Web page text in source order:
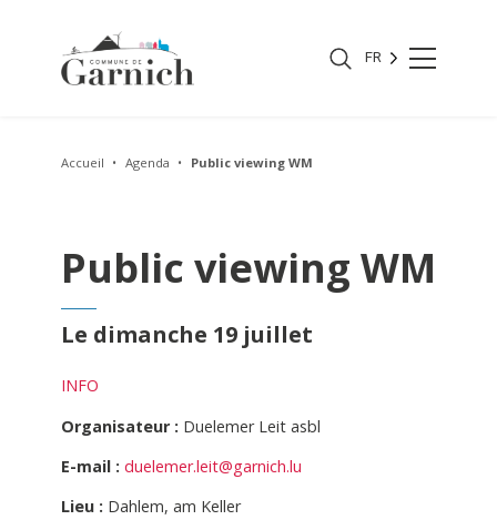
FR
Accueil Agenda Public viewing WM
Public viewing WM
Le dimanche 19 juillet
INFO
Organisateur : Duelemer Leit asbl
E-mail : duelemer.leit@garnich.lu
Lieu : Dahlem, am Keller